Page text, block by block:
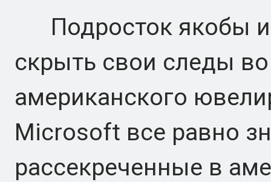
Подросток якобы
скрыть свои следы
американского
Microsoft все равно
рассекреченные в